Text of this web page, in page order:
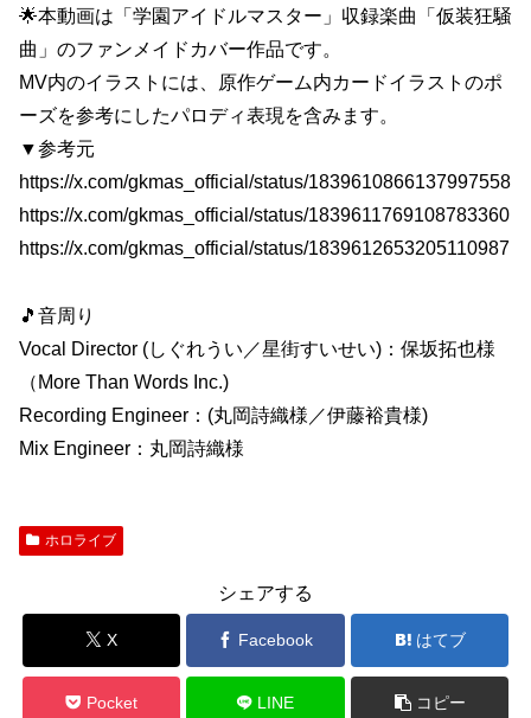
🌟本動画は「学園アイドルマスター」収録楽曲「仮装狂騒
曲」のファンメイドカバー作品です。
MV内のイラストには、原作ゲーム内カードイラストのポ
ーズを参考にしたパロディ表現を含みます。
▼参考元
https://x.com/gkmas_official/status/1839610866137997558
https://x.com/gkmas_official/status/1839611769108783360
https://x.com/gkmas_official/status/1839612653205110987
🎵音周り
Vocal Director (しぐれうい／星街すいせい)：保坂拓也様
（More Than Words Inc.)
Recording Engineer：(丸岡詩織様／伊藤裕貴様)
Mix Engineer：丸岡詩織様
ホロライブ
シェアする
X Facebook はてブ
Pocket LINE コピー